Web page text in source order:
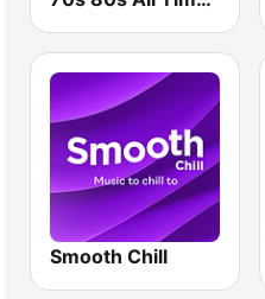
Smooth Chill